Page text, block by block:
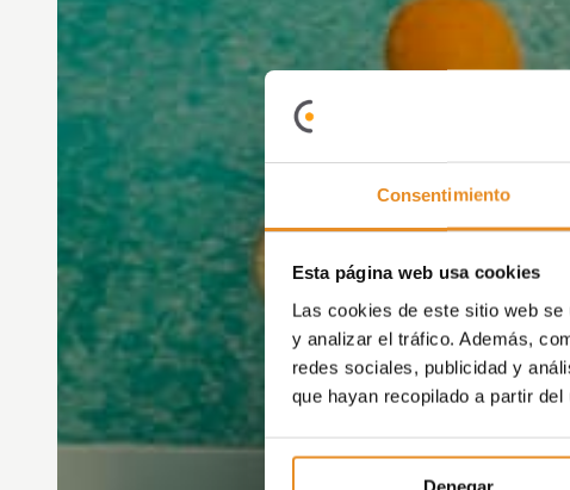
Consentimiento
Esta página web usa cookies
Las cookies de este sitio web
y analizar el tráfico. Además,
redes sociales, publicidad y
que hayan recopilado a partir